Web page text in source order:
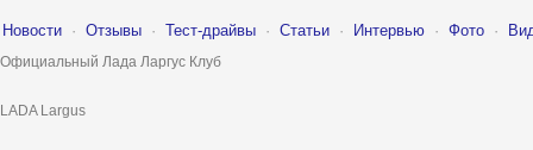
Новости · Отзывы · Тест-драйвы · Статьи · Интервью · Фото ·
Официальный Лада Ларгус Клуб
LADA Largus